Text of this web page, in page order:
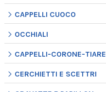
CAPPELLI CUOCO
OCCHIALI
CAPPELLI-CORONE-TIARE
CERCHIETTI E SCETTRI